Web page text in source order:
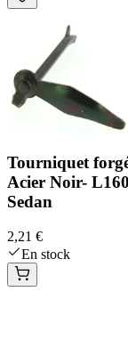
Tourniquet
Acier Noir-
Sedan
2,21 €
En stock